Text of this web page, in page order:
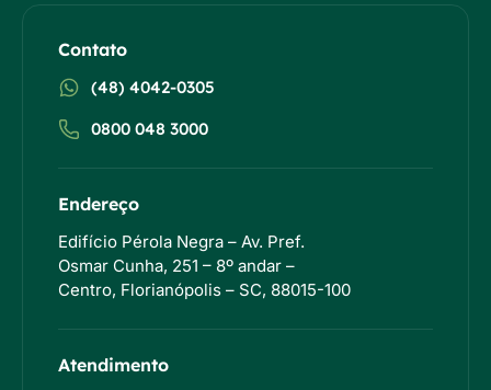
Contato
(48) 4042-0305
0800 048 3000
Endereço
Edifício Pérola Negra – Av. Pref.
Osmar Cunha, 251 – 8º andar –
Centro, Florianópolis – SC, 88015-100
Atendimento